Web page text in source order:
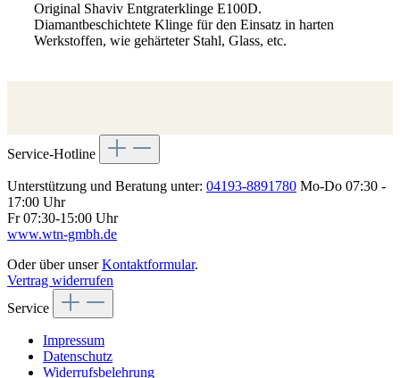
Original Shaviv Entgraterklinge E100D.
Diamantbeschichtete Klinge für den Einsatz in harten
Werkstoffen, wie gehärteter Stahl, Glass, etc.
Service-Hotline
Unterstützung und Beratung unter: 04193-8891780 Mo-Do 07:30 -
17:00 Uhr
Fr 07:30-15:00 Uhr
www.wtn-gmbh.de
Oder über unserKontaktformular.
Vertrag widerrufen
Service
Impressum
Datenschutz
Widerrufsbelehrung